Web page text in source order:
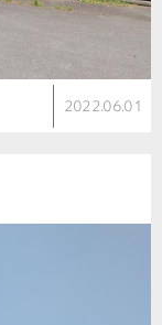
2022.06.01